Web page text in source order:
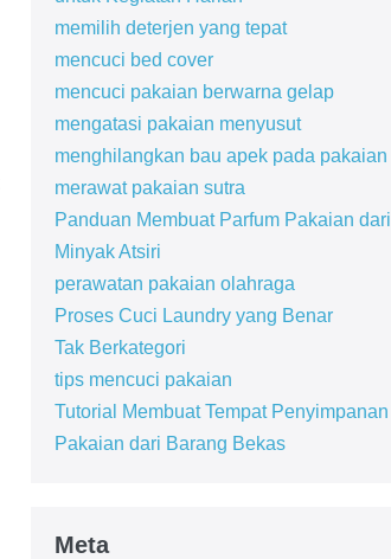
memilih deterjen yang tepat
mencuci bed cover
mencuci pakaian berwarna gelap
mengatasi pakaian menyusut
menghilangkan bau apek pada pakaian
merawat pakaian sutra
Panduan Membuat Parfum Pakaian dari
Minyak Atsiri
perawatan pakaian olahraga
Proses Cuci Laundry yang Benar
Tak Berkategori
tips mencuci pakaian
Tutorial Membuat Tempat Penyimpanan
Pakaian dari Barang Bekas
Meta